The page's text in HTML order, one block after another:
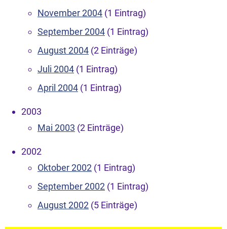
November 2004 (1 Eintrag)
September 2004 (1 Eintrag)
August 2004 (2 Einträge)
Juli 2004 (1 Eintrag)
April 2004 (1 Eintrag)
2003
Mai 2003 (2 Einträge)
2002
Oktober 2002 (1 Eintrag)
September 2002 (1 Eintrag)
August 2002 (5 Einträge)